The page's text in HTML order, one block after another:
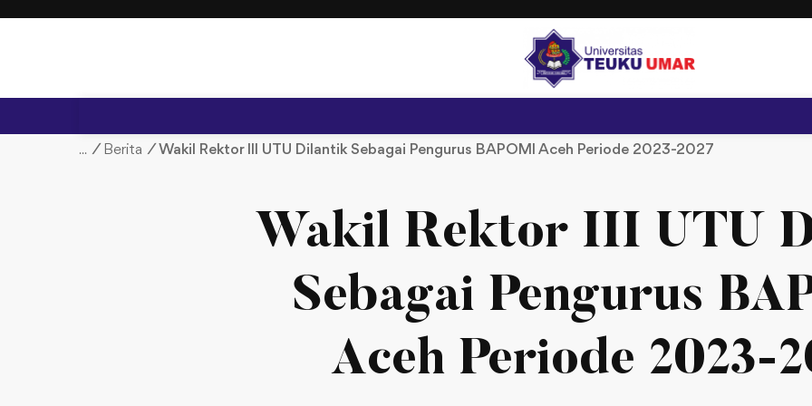
t
/ Berita / Wakil Rektor III UTU Dilantik Sebagai Pengurus BAPOMI Aceh Periode 2023-2027
Wakil Rektor III UTU
Sebagai Pengurus
Aceh Periode 2023-